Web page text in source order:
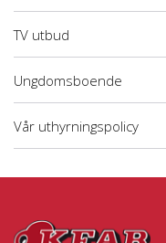
TV utbud
Ungdomsboende
Vår uthyrningspolicy